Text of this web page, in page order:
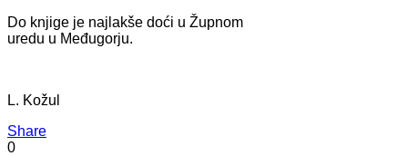
Do knjige je najlakše doći u Župnom
uredu u Međugorju.
L. Kožul
Share
0